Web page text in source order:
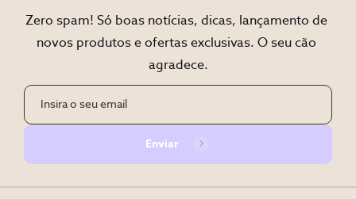
Zero spam! Só boas notícias, dicas, lançamento de
novos produtos e ofertas exclusivas. O seu cão
agradece.
Enviar